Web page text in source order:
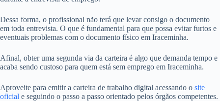
Dessa forma, o profissional não terá que levar consigo o documento
em toda entrevista. O que é fundamental para que possa evitar furtos e
eventuais problemas com o documento físico em Iraceminha.
Afinal, obter uma segunda via da carteira é algo que demanda tempo e
acaba sendo custoso para quem está sem emprego em Iraceminha.
Aproveite para emitir a carteira de trabalho digital acessando o site
oficial e seguindo o passo a passo orientado pelos órgãos competentes.